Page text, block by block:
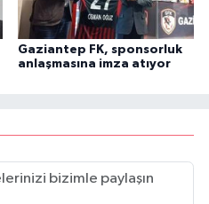
Gaziantep FK, sponsorluk
anlaşmasına imza atıyor